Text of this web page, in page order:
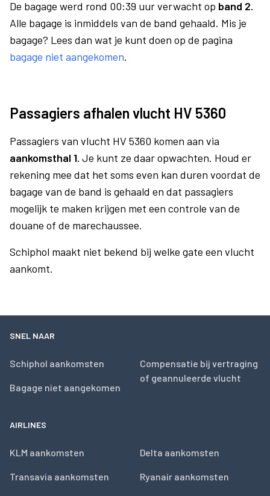
De bagage werd rond 00:39 uur verwacht op band 2.
Alle bagage is inmiddels van de band gehaald. Mis je
bagage? Lees dan wat je kunt doen op de pagina
bagage niet aangekomen.
Passagiers afhalen vlucht HV 5360
Passagiers van vlucht HV 5360 komen aan via
aankomsthal 1. Je kunt ze daar opwachten. Houd er
rekening mee dat het soms even kan duren voordat de
bagage van de band is gehaald en dat passagiers
mogelijk te maken krijgen met een controle van de
douane of de marechaussee.
Schiphol maakt niet bekend bij welke gate een vlucht
aankomt.
SNEL NAAR
Schiphol aankomsten
Bagage niet aangekomen
Compensatie bij vertraging
of geannuleerde vlucht
AIRLINES
KLM aankomsten
Transavia aankomsten
Delta aankomsten
Ryanair aankomsten